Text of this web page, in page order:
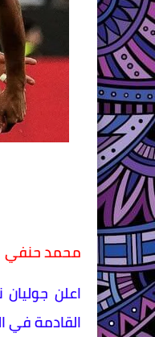
محمد حنفي
اعلن
القادمة في